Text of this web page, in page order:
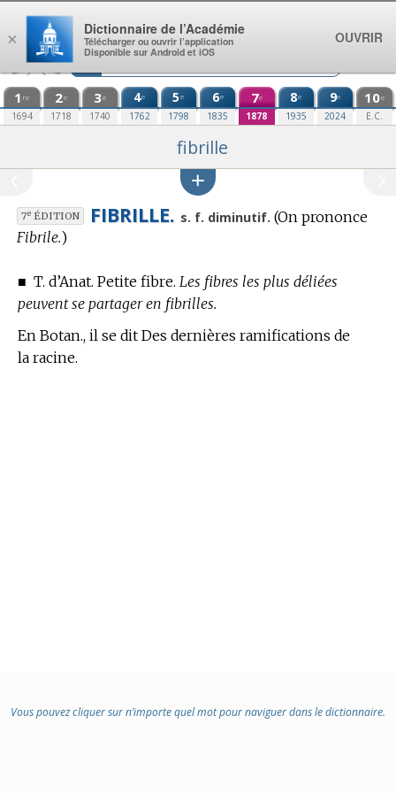
Aller au contenu
1 re
1694
2e
1718
3e
1740
4e
1762
5e
1798
6e
1835
7e
1878
8e
1935
9e
2024
10e
E.C.
fibrille
7eÉDITION FIBRILLE. s. f. diminutif. (On prononce
Fibrile.)
■ T. d’Anat. Petite fibre. Les fibres les plus déliées
peuvent se partager en fibrilles.
En Botan., il se dit Des dernières ramifications de
la racine.
Vous pouvez cliquer sur n’importe quel mot pour naviguer dans le dictionnaire.
×
Dictionnaire de l’Académie
Télécharger ou ouvrir l’application
Disponible sur Android et iOS
OUVRIR